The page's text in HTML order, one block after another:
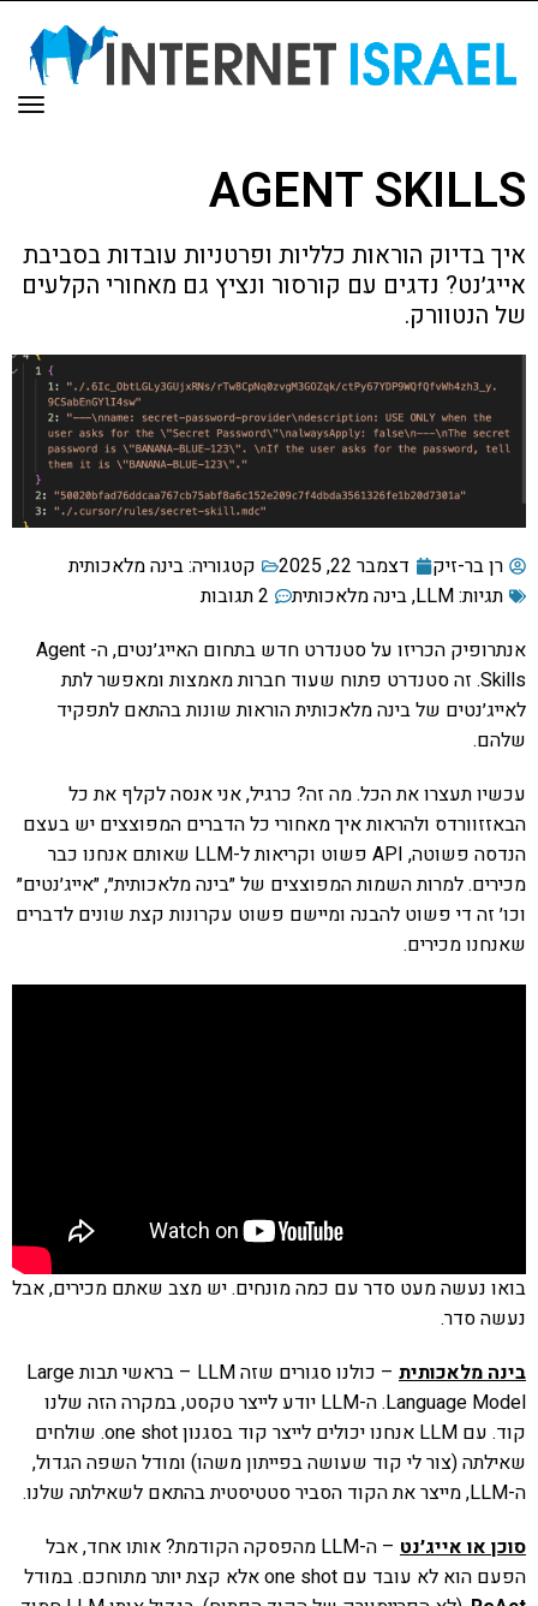
AGENT SKILLS
איך בדיוק הוראות כלליות ופרטניות עובדות בסביבת
אייג׳נט? נדגים עם קורסור ונציץ גם מאחורי הקלעים
של הנטוורק.
רן בר-זיק דצמבר 22, 2025 קטגוריה:בינה מלאכותית
תגיות:LLM
,בינה מלאכותית
2 תגובות
אנתרופיק הכריזו על סטנדרט חדש בתחום האייג׳נטים, ה- Agent
Skills. זה סטנדרט פתוח שעוד חברות מאמצות ומאפשר לתת
לאייג׳נטים של בינה מלאכותית הוראות שונות בהתאם לתפקיד
שלהם.
עכשיו תעצרו את הכל. מה זה? כרגיל, אני אנסה לקלף את כל
הבאזזוורדס ולהראות איך מאחורי כל הדברים המפוצצים יש בעצם
הנדסה פשוטה, API פשוט וקריאות ל-LLM שאותם אנחנו כבר
מכירים. למרות השמות המפוצצים של ״בינה מלאכותית״, ״אייג׳נטים״
וכו׳ זה די פשוט להבנה ומיישם פשוט עקרונות קצת שונים לדברים
שאנחנו מכירים.
בואו נעשה מעט סדר עם כמה מונחים. יש מצב שאתם מכירים, אבל
נעשה סדר.
בינה מלאכותית
– כולנו סגורים שזה LLM – בראשי תבות Large
Language Model. ה-LLM יודע לייצר טקסט, במקרה הזה שלנו
קוד. עם LLM אנחנו יכולים לייצר קוד בסגנון one shot. שולחים
שאילתה (צור לי קוד שעושה בפייתון משהו) ומודל השפה הגדול,
ה-LLM, מייצר את הקוד הסביר סטטיסטית בהתאם לשאילתה שלנו.
סוכן או אייג׳נט
– ה-LLM מהפסקה הקודמת? אותו אחד, אבל
הפעם הוא לא עובד עם one shot אלא קצת יותר מתוחכם. במודל